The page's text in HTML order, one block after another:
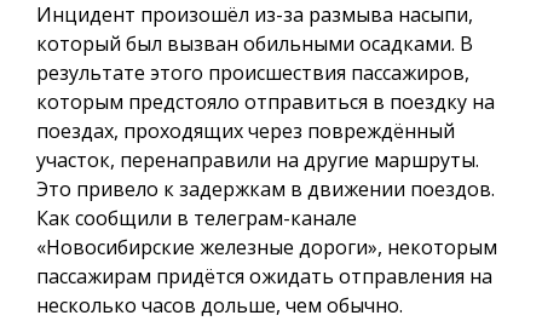
Инцидент произошёл из-за размыва насыпи,
который был вызван обильными осадками. В
результате этого происшествия пассажиров,
которым предстояло отправиться в поездку на
поездах, проходящих через повреждённый
участок, перенаправили на другие маршруты.
Это привело к задержкам в движении поездов.
Как сообщили в телеграм-канале
«Новосибирские железные дороги», некоторым
пассажирам придётся ожидать отправления на
несколько часов дольше, чем обычно.